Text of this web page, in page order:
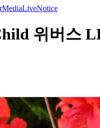
MediaLiveNotice
위버스